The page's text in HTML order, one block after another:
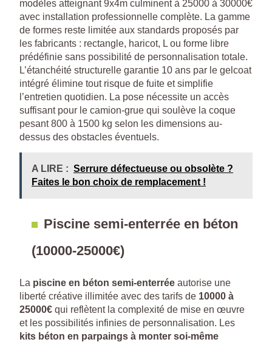
modèles atteignant 9x4m culminent à 25000 à 30000€
avec installation professionnelle complète. La gamme
de formes reste limitée aux standards proposés par
les fabricants : rectangle, haricot, L ou forme libre
prédéfinie sans possibilité de personnalisation totale.
L’étanchéité structurelle garantie 10 ans par le gelcoat
intégré élimine tout risque de fuite et simplifie
l’entretien quotidien. La pose nécessite un accès
suffisant pour le camion-grue qui soulève la coque
pesant 800 à 1500 kg selon les dimensions au-
dessus des obstacles éventuels.
A LIRE : Serrure défectueuse ou obsolète ?
Faites le bon choix de remplacement !
Piscine semi-enterrée en béton
(10000-25000€)
La piscine en béton semi-enterrée autorise une
liberté créative illimitée avec des tarifs de 10000 à
25000€ qui reflètent la complexité de mise en œuvre
et les possibilités infinies de personnalisation. Les
kits béton en parpaings à monter soi-même